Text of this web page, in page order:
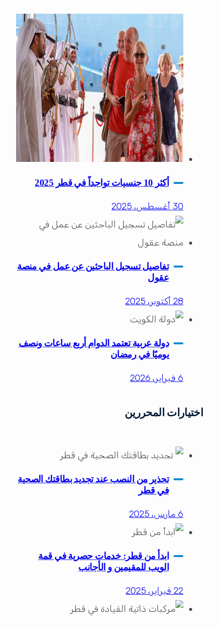
أكثر 10 جنسيات تواجداً في قطر 2025
30 أغسطس، 2025
تفاصيل تسجيل الباحثين عن عمل في منصة
عقول
28 أكتوبر، 2025
دولة عربية تعتمد الدوام أربع ساعات ونصف
يوميًا في رمضان
6 فبراير، 2026
اختيارات المحررين
تحذير من النصب عند تجديد بطاقتك الصحية
في قطر
6 مارس، 2025
ابدأ من قطر: خدمات حصرية في قمة
الويب للمقيمين و الأجانب
22 فبراير، 2025